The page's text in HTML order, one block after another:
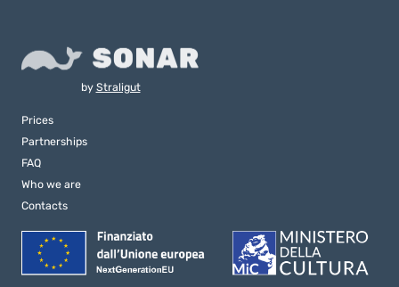
by Straligut
Prices
Partnerships
FAQ
Who we are
Contacts